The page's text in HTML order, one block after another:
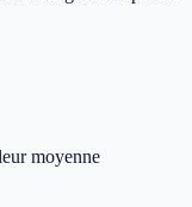
moyenne